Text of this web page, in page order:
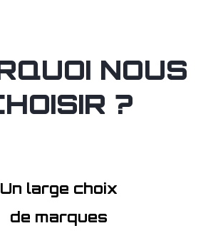
NOUS
?
Un large choix
de marques